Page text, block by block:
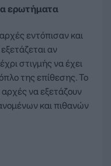
ερωτήματα
εντόπισαν και
αν
στιγμής να έχει
της επίθεσης. Το
να εξετάζουν
και πιθανών